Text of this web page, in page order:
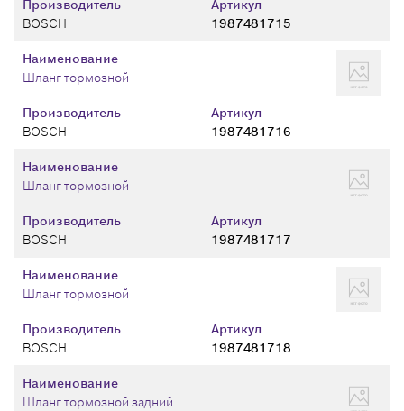
Производитель
BOSCH
Артикул
1987481715
Производитель
BOSCH
Артикул
1987481716
Наименование
Шланг тормозной
Производитель
BOSCH
Артикул
1987481717
Наименование
Шланг тормозной
Производитель
BOSCH
Артикул
1987481718
Наименование
Шланг тормозной
Наименование
Шланг тормозной задний